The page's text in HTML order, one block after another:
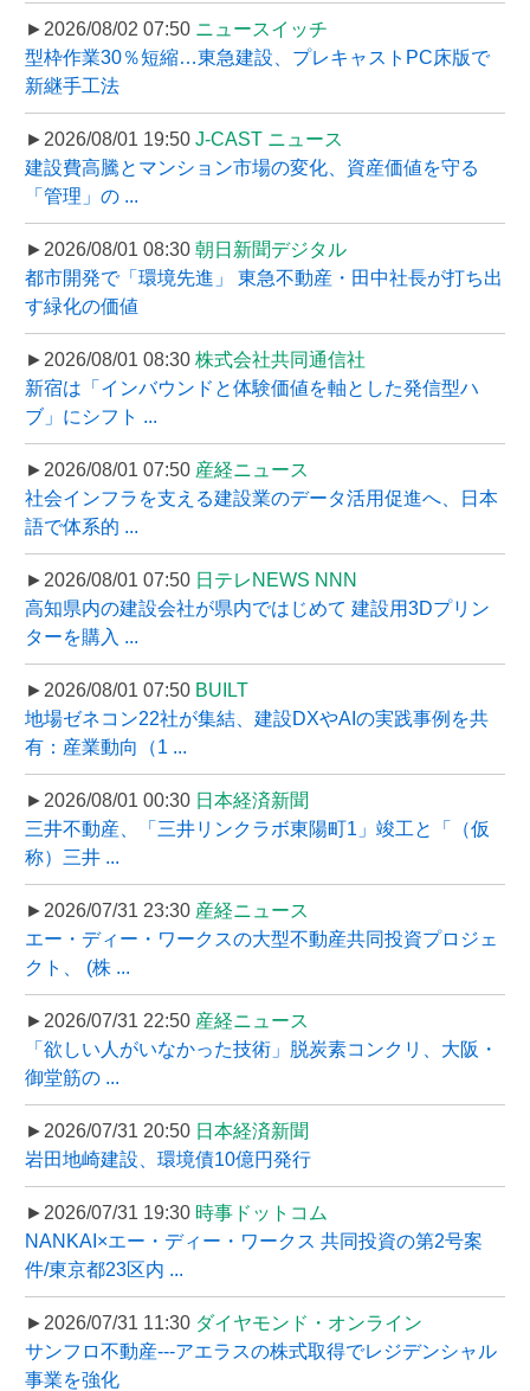
►2026/08/02 07:50 ニュースイッチ
型枠作業30％短縮…東急建設、プレキャストPC床版で
新継手工法
►2026/08/01 19:50 J-CAST ニュース
建設費高騰とマンション市場の変化、資産価値を守る
「管理」の ...
►2026/08/01 08:30 朝日新聞デジタル
都市開発で「環境先進」 東急不動産・田中社長が打ち出
す緑化の価値
►2026/08/01 08:30 株式会社共同通信社
新宿は「インバウンドと体験価値を軸とした発信型ハ
ブ」にシフト ...
►2026/08/01 07:50 産経ニュース
社会インフラを支える建設業のデータ活用促進へ、日本
語で体系的 ...
►2026/08/01 07:50 日テレNEWS NNN
高知県内の建設会社が県内ではじめて 建設用3Dプリン
ターを購入 ...
►2026/08/01 07:50 BUILT
地場ゼネコン22社が集結、建設DXやAIの実践事例を共
有：産業動向（1 ...
►2026/08/01 00:30 日本経済新聞
三井不動産、「三井リンクラボ東陽町1」竣工と「（仮
称）三井 ...
►2026/07/31 23:30 産経ニュース
エー・ディー・ワークスの大型不動産共同投資プロジェ
クト、 (株 ...
►2026/07/31 22:50 産経ニュース
「欲しい人がいなかった技術」脱炭素コンクリ、大阪・
御堂筋の ...
►2026/07/31 20:50 日本経済新聞
岩田地崎建設、環境債10億円発行
►2026/07/31 19:30 時事ドットコム
NANKAI×エー・ディー・ワークス 共同投資の第2号案
件/東京都23区内 ...
►2026/07/31 11:30 ダイヤモンド・オンライン
サンフロ不動産---アエラスの株式取得でレジデンシャル
事業を強化